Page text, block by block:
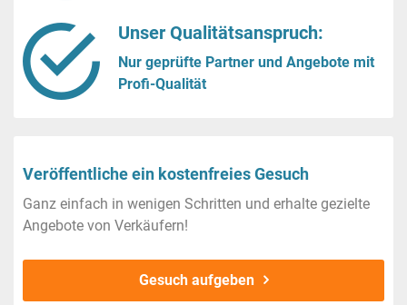
Unser Qualitätsanspruch:
Nur geprüfte Partner und Angebote mit
Profi-Qualität
Veröffentliche ein kostenfreies Gesuch
Ganz einfach in wenigen Schritten und erhalte gezielte
Angebote von Verkäufern!
Gesuch aufgeben